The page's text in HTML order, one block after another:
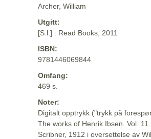
Archer, William
Utgitt:
[S.l.] : Read Books, 2011
ISBN:
9781446069844
Omfang:
469 s.
Noter:
Digitalt opptrykk ("trykk på
The works of Henrik Ibsen. Vol.
Scribner, 1912 i oversettelse av